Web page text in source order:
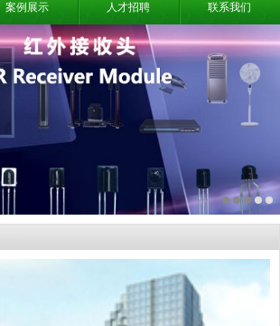
案例展示 人才招聘 联系我们